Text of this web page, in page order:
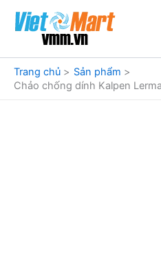
dung
Trang chủ
Sản phẩm
Chảo chống dính Kalpen